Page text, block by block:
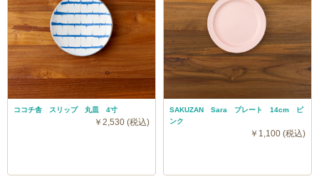
ココチ舎 スリップ 丸皿 4寸
￥2,530 (税込)
SAKUZAN Sara プレート 14cm ピ
ンク
￥1,100 (税込)